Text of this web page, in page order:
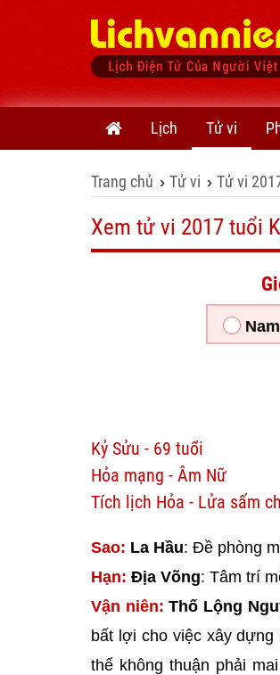
Lịch Tử vi
Trang chủ › Tử vi › Tử vi
Xem tử vi 2017 tuổi
Nam
Kỷ Sửu - 69 tuổi
Hỏa mạng - Âm Nữ
Tích lịch Hỏa - Lửa sấm
Sao: La Hầu: Đề phòng
Hạn: Địa Võng: Tâm trí
Vận niên: Thố Lộng
bất lợi cho việc xây
thế không thuận phải